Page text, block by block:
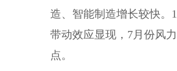
造、智能制造增长较快。
带动效应显现，7月份风
点。